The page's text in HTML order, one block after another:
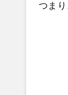
つま